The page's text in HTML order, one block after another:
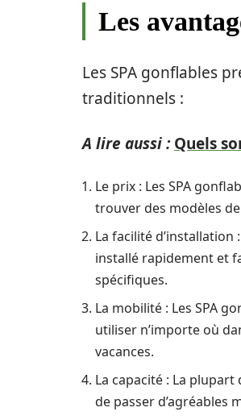
Les
Les SPA gonflables
traditionnels :
A lire aussi : Quels
Le prix : Les SPA
trouver des modèles
La facilité
installé rapidement et
spécifiques.
La mobilité : Les SPA
utiliser n’importe où
vacances.
La capacité : La
de passer d’agréables